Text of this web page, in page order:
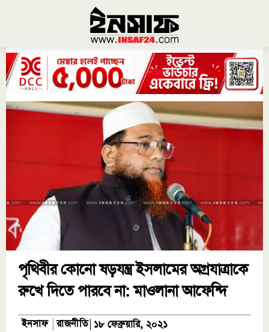
পৃথিবীর কোনো ষড়যন্ত্র ইসলামের অগ্রযাত্রাকে
রুখে দিতে পারবে না: মাওলানা আফেন্দি
ইনসাফ রাজনীতি ১৮ ফেব্রুয়ারি, ২০২১